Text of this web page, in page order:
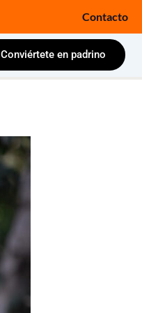
Contacto
Conviértete en padrino